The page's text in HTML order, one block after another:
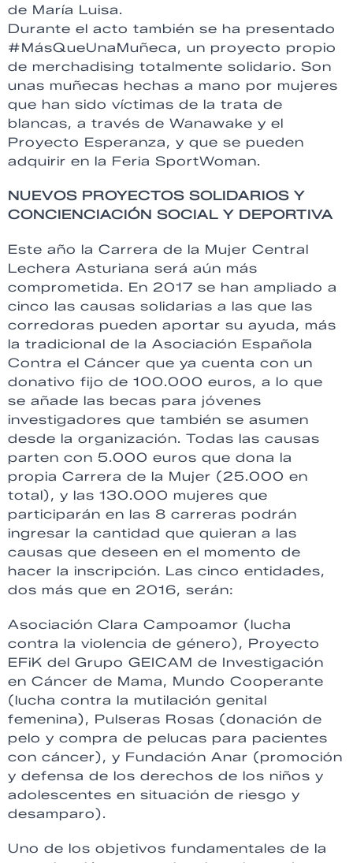
de María Luisa.
Durante el acto también se ha presentado
#MásQueUnaMuñeca, un proyecto propio
de merchadising totalmente solidario. Son
unas muñecas hechas a mano por mujeres
que han sido víctimas de la trata de
blancas, a través de Wanawake y el
Proyecto Esperanza, y que se pueden
adquirir en la Feria SportWoman.
NUEVOS PROYECTOS SOLIDARIOS Y
CONCIENCIACIÓN SOCIAL Y DEPORTIVA
Este año la Carrera de la Mujer Central
Lechera Asturiana será aún más
comprometida. En 2017 se han ampliado a
cinco las causas solidarias a las que las
corredoras pueden aportar su ayuda, más
la tradicional de la Asociación Española
Contra el Cáncer que ya cuenta con un
donativo fijo de 100.000 euros, a lo que
se añade las becas para jóvenes
investigadores que también se asumen
desde la organización. Todas las causas
parten con 5.000 euros que dona la
propia Carrera de la Mujer (25.000 en
total), y las 130.000 mujeres que
participarán en las 8 carreras podrán
ingresar la cantidad que quieran a las
causas que deseen en el momento de
hacer la inscripción. Las cinco entidades,
dos más que en 2016, serán:
Asociación Clara Campoamor (lucha
contra la violencia de género), Proyecto
EFiK del Grupo GEICAM de Investigación
en Cáncer de Mama, Mundo Cooperante
(lucha contra la mutilación genital
femenina), Pulseras Rosas (donación de
pelo y compra de pelucas para pacientes
con cáncer), y Fundación Anar (promoción
y defensa de los derechos de los niños y
adolescentes en situación de riesgo y
desamparo).
Uno de los objetivos fundamentales de la